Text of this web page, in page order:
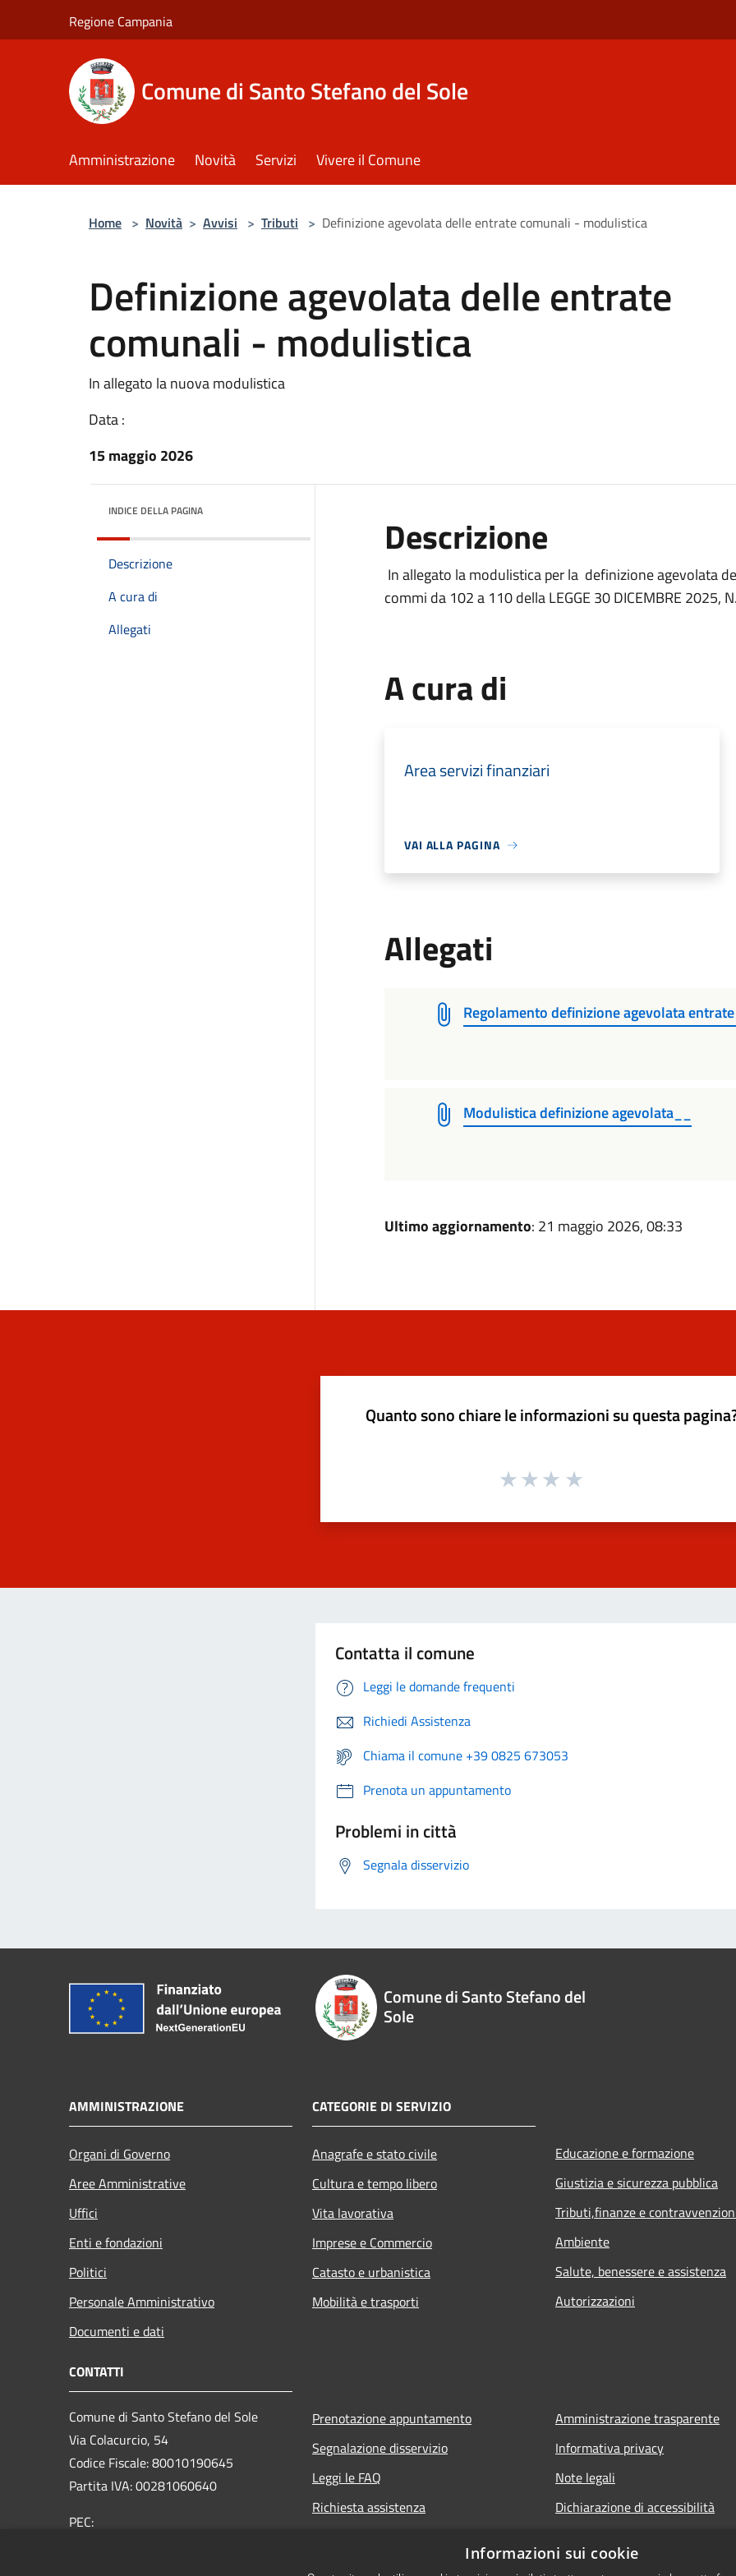
Regione Campania
Comune di Santo Stefano del Sole
Amministrazione Novità Servizi Vivere il Comune
Home > Novità > Avvisi > Tributi > Definizione agevolata delle entrate comunali - modulistica
Definizione agevolata delle entrate
comunali - modulistica
In allegato la nuova modulistica
Data :
15 maggio 2026
INDICE DELLA PAGINA
Descrizione
A cura di
Allegati
Descrizione
In allegato la modulistica per la definizione agevolata
commi da 102 a 110 della LEGGE 30 DICEMBRE 2025,
A cura di
Area servizi finanziari
VAI ALLA PAGINA
Allegati
Regolamento definizione agevolata
Modulistica definizione agevolata__
Ultimo aggiornamento: 21 maggio 2026, 08:33
Quanto sono chiare le informazioni su questa
Contatta il comune
Leggi le domande frequenti
Richiedi Assistenza
Chiama il comune +39 0825 673053
Prenota un appuntamento
Problemi in città
Segnala disservizio
Comune di Santo Stefano del
Sole
AMMINISTRAZIONE
Organi di Governo
Aree Amministrative
Uffici
Enti e fondazioni
Politici
Personale Amministrativo
Documenti e dati
CATEGORIE DI SERVIZIO
Anagrafe e stato civile
Cultura e tempo libero
Vita lavorativa
Imprese e Commercio
Catasto e urbanistica
Mobilità e trasporti
Educazione e formazione
Giustizia e sicurezza pubblica
Tributi,finanze e
Ambiente
Salute, benessere e assistenza
Autorizzazioni
CONTATTI
Comune di Santo Stefano del Sole
Via Colacurcio, 54
Codice Fiscale: 80010190645
Partita IVA: 00281060640
PEC:
Prenotazione appuntamento
Segnalazione disservizio
Leggi le FAQ
Richiesta assistenza
Amministrazione trasparente
Informativa privacy
Note legali
Dichiarazione di accessibilità
Informazioni sui cookie